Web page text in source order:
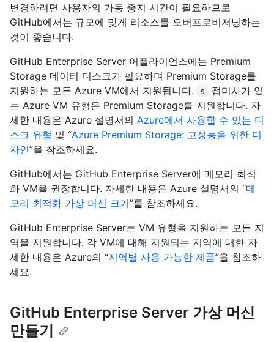
변경하려면 사용자의 가동 중지 시간이 필요하므로
GitHub에서는 규모에 맞게 리소스를 오버프로비저닝하는
것이 좋습니다.
GitHub Enterprise Server 어플라이언스에는 Premium
Storage 데이터 디스크가 필요하며 Premium Storage를
지원하는 모든 Azure VM에서 지원됩니다.
s
접미사가 있
는 Azure VM 유형은 Premium Storage를 지원합니다. 자
세한 내용은 Azure 설명서의 Azure에서 사용할 수 있는 디
스크 유형 및 “Azure Premium Storage: 고성능을 위한 디
자인”을 참조하세요.
GitHub에서는 GitHub Enterprise Server에 메모리 최적
화 VM을 권장합니다. 자세한 내용은 Azure 설명서의 “메
모리 최적화 가상 머신 크기”를 참조하세요.
GitHub Enterprise Server는 VM 유형을 지원하는 모든 지
역을 지원합니다. 각 VM에 대해 지원되는 지역에 대한 자
세한 내용은 Azure의 “지역별 사용 가능한 제품”을 참조하
세요.
GitHub Enterprise Server 가상 머신
만들기